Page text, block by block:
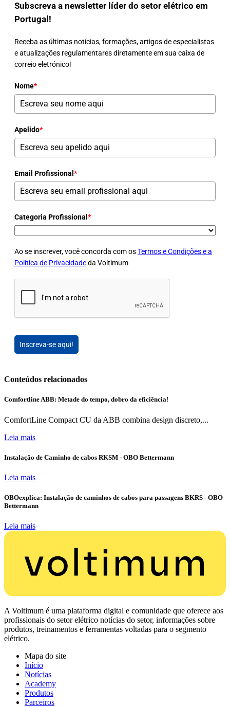
Subscreva a newsletter líder do setor elétrico em
Portugal!
Receba as últimas notícias, formações, artigos de especialistas
e atualizações regulamentares diretamente em sua caixa de
correio eletrónico!
Nome*
Apelido*
Email Profissional *
Categoria Profissional *
Ao se inscrever, você concorda com osTermos e Condições e a
Política de Privacidadeda Voltimum
Inscreva-se aqui!
Conteúdos relacionados
Comfortline ABB: Metade do tempo, dobro da eficiência!
ComfortLine Compact CU da ABB combina design discreto,...
Leia mais
Instalação de Caminho de cabos RKSM - OBO Bettermann
Leia mais
OBOexplica: Instalação de caminhos de cabos para passagens BKRS - OBO
Bettermann
Leia mais
A Voltimum é uma plataforma digital e comunidade que oferece aos
profissionais do setor elétrico notícias do setor, informações sobre
produtos, treinamentos e ferramentas voltadas para o segmento
elétrico.
Mapa do site
Início
Notícias
Academy
Produtos
Parceiros